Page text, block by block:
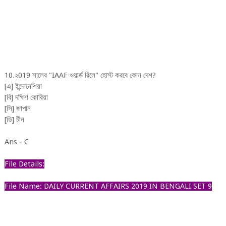
10.২019 সালের "IAAF ওয়ার্ল্ড রিলে" হোস্ট করবে কোন দেশ?
[এ] ইন্দোনেশিয়া
[বি] দক্ষিণ কোরিয়া
[সি] জাপান
[ডি] চীন
Ans - C
File Details:
File Name: DAILY CURRENT AFFAIRS 2019 IN BENGALI SET 9